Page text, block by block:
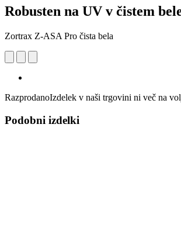
Robusten na UV v čistem
Zortrax Z-ASA Pro čista bela
RazprodanoIzdelek v naši trgovini ni več na
Podobni izdelki